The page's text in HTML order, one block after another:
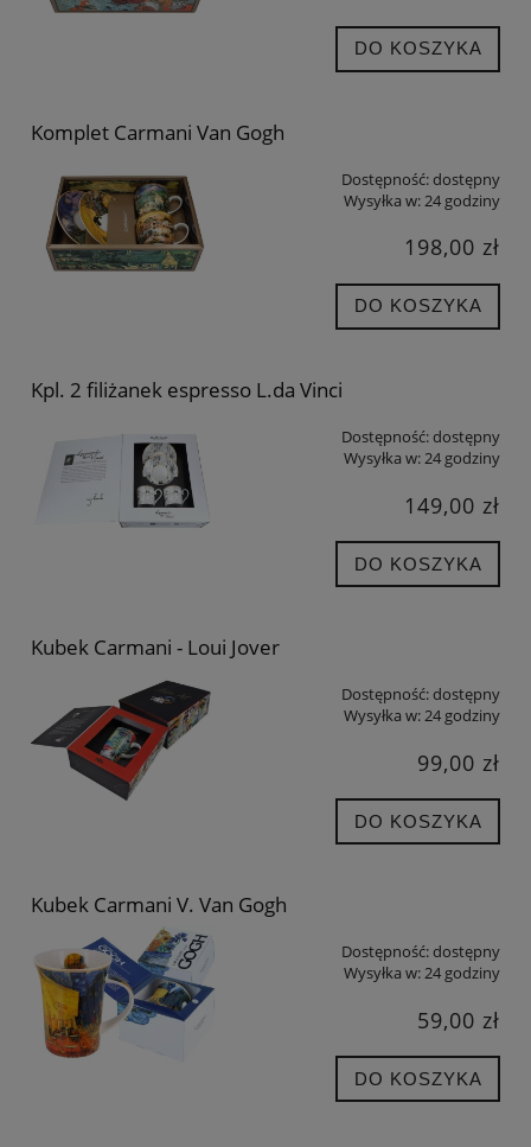
DO KOSZYKA
Komplet Carmani Van Gogh
Dostępność:dostępny
Wysyłka w:24 godziny
198,00 zł
DO KOSZYKA
Kpl. 2 filiżanek espresso L.da Vinci
Dostępność:dostępny
Wysyłka w:24 godziny
149,00 zł
DO KOSZYKA
Kubek Carmani - Loui Jover
Dostępność:dostępny
Wysyłka w:24 godziny
99,00 zł
DO KOSZYKA
Kubek Carmani V. Van Gogh
Dostępność:dostępny
Wysyłka w:24 godziny
59,00 zł
DO KOSZYKA